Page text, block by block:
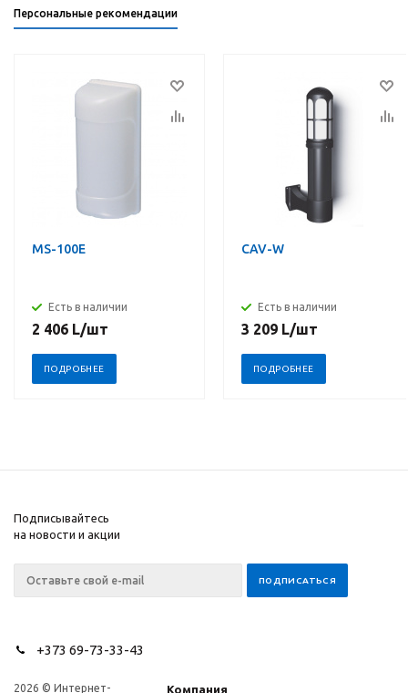
Персональные рекомендации
MS-100E
Есть в наличии
2 406 L/шт
ПОДРОБНЕЕ
CAV-W
Есть в наличии
3 209 L/шт
ПОДРОБНЕЕ
Подписывайтесь
на новости и акции
+373 69-73-33-43
2026 © Интернет- Компания